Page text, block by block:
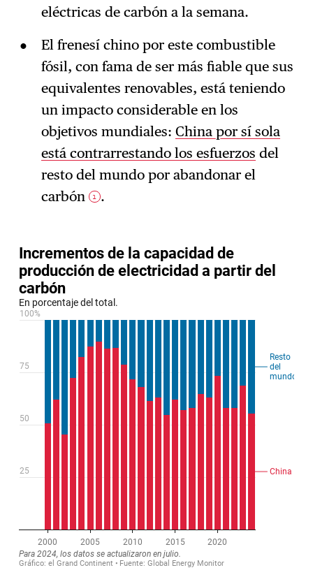
eléctricas de carbón a la semana.
El frenesí chino por este combustible
fósil, con fama de ser más fiable que sus
equivalentes renovables, está teniendo
un impacto considerable en los
objetivos mundiales: China por sí sola
está contrarrestando los esfuerzos del
resto del mundo por abandonar el
carbón
1 .